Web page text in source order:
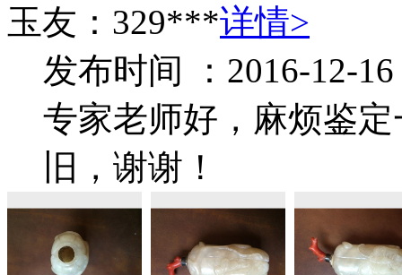
玉友：329***详情>
发布时间 ：2016-12-16
专家老师好，麻烦鉴
旧，谢谢！